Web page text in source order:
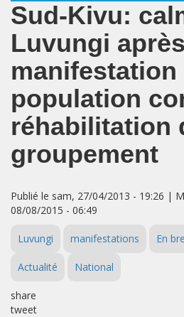
Sud-Kivu:
Luvungi
manifestation
population
réhabilitation
groupement
Publié le sam, 27/04/2013 - 19:26 |
08/08/2015 - 06:49
Luvungi manifestations En
Actualité National
share
tweet